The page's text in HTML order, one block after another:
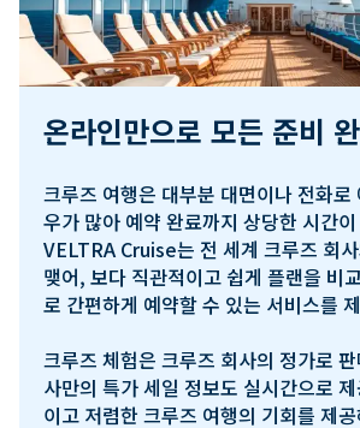
온라인만으로 모든 준비
크루즈 여행은 대부분 대면이나 전화로
우가 많아 예약 완료까지 상당한 시간
VELTRA Cruise는 전 세계 크루즈 회
맺어, 보다 직관적이고 쉽게 플랜을 비
로 간편하게 예약할 수 있는 서비스를
크루즈 체험은 크루즈 회사의 정가로
사만의 특가 세일 정보도 실시간으로
이고 저렴한 크루즈 여행의 기회를 제